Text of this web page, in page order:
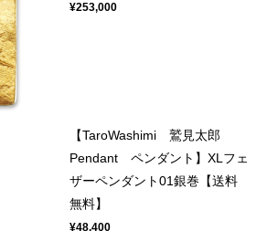
¥253,000
【TaroWashimi 鷲見太郎
Pendant ペンダント】XLフェ
ザーペンダント01銀巻【送料
無料】
¥48,400